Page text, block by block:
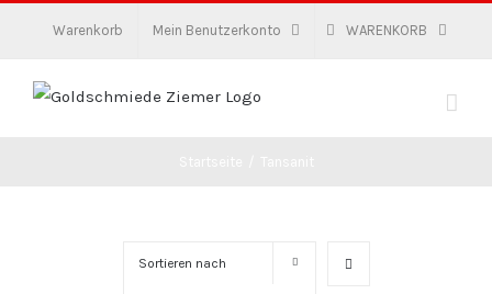
Warenkorb Mein Benutzerkonto WARENKORB
Sortieren nach